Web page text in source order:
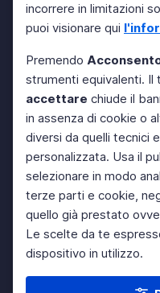
incorrere in limitazioni
puoi visionare qui
Premendo
strumenti equivalenti. Il
accettare chiude il
in assenza di cookie o
diversi da quelli tecnici
personalizzata. Usa il
selezionare in modo
terze parti e cookie,
quello già prestato
Le scelte da te
dispositivo in utilizzo.